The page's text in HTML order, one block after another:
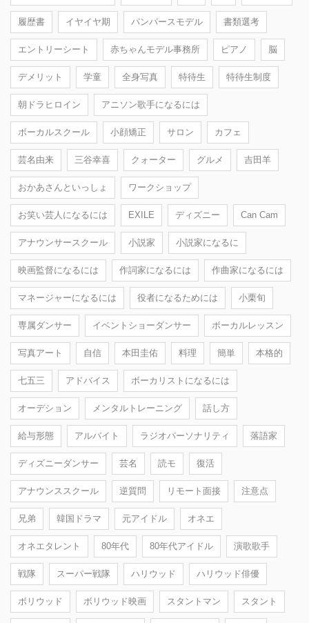
履歴書 イヤイヤ期 パンパースモデル 書類選考
エントリーシート 赤ちゃんモデル事務所 ピアノ 脳
デメリット 学童 全身写真 特待生 特待生制度
朝ドラヒロイン アニソン歌手になるには
ボーカルスクール 小顔矯正 サロン カフェ
芸名由来 三谷幸喜 クォーター グルメ 吉田羊
おかあさんといっしょ ワークショップ
お笑い芸人になるには EXILE ディズニー Can Cam
アナウンサースクール 小説家 小説家になるに
映画監督になるには 作詞家になるには 作曲家になるには
マネージャーになるには 役者になるためには 小栗旬
専属ダンサー イベントショーダンサー ボーカルレッスン
写真アート 自信 本田圭佑 料理 簡単 本格的
七五三 アドバイス ボーカリストになるには
オーデション メンタルトレーニング 話し方
給与形態 アルバイト ラジオパーソナリティ 落語家
ディズニーダンサー 芸名 読モ 復活
アナウンススクール 逆質問 リモート面接 注意点
兄弟 韓国ドラマ 元アイドル オネエ
オネエタレント 80年代 80年代アイドル 演歌歌手
戦隊 スーパー戦隊 ハリウッド ハリウッド俳優
ボリウッド ボリウッド映画 スタントマン スタント